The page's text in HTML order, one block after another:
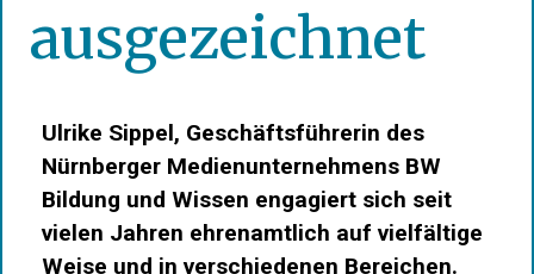
ausgezeichnet
Ulrike Sippel, Geschäftsführerin des
Nürnberger Medienunternehmens BW
Bildung und Wissen engagiert sich seit
vielen Jahren ehrenamtlich auf vielfältige
Weise und in verschiedenen Bereichen.